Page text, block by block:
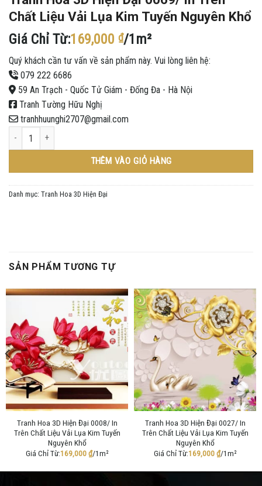
Chất Liệu Vải Lụa Kim Tuyến Nguyên Khổ
Giá Chỉ Từ:169,000 ₫/1m²
Quý khách cần tư vấn về sản phẩm này. Vui lòng liên hệ:
079 222 6686
59 An Trạch - Quốc Tử Giám - Đống Đa - Hà Nội
Tranh Tường Hữu Nghị
tranhhuunghi2707@gmail.com
Tranh Hoa 3D Hiện Đại 0069/ In Trên Chất Liệu Vải Lụa Kim Tuyến Nguyên
THÊM VÀO GIỎ HÀNG
Danh mục: Tranh Hoa 3D Hiện Đại
SẢN PHẨM TƯƠNG TỰ
Tranh Hoa 3D Hiện Đại 0008/ In
Trên Chất Liệu Vải Lụa Kim Tuyến
Nguyên Khổ
Giá Chỉ Từ:169,000₫/1m²
Tranh Hoa 3D Hiện Đại 0027/ In
Trên Chất Liệu Vải Lụa Kim Tuyến
Nguyên Khổ
Giá Chỉ Từ:169,000₫/1m²